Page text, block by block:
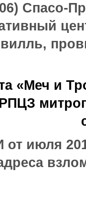
Спасо-
«Меч и
июля